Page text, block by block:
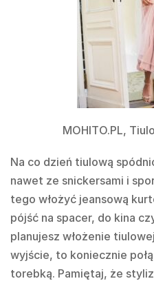
MOHITO.PL,
Na co dzień tiulową
nawet ze snickersami i
tego włożyć jeansową
pójść na spacer, do kina
planujesz włożenie
wyjście, to koniecznie
torebką. Pamiętaj, że